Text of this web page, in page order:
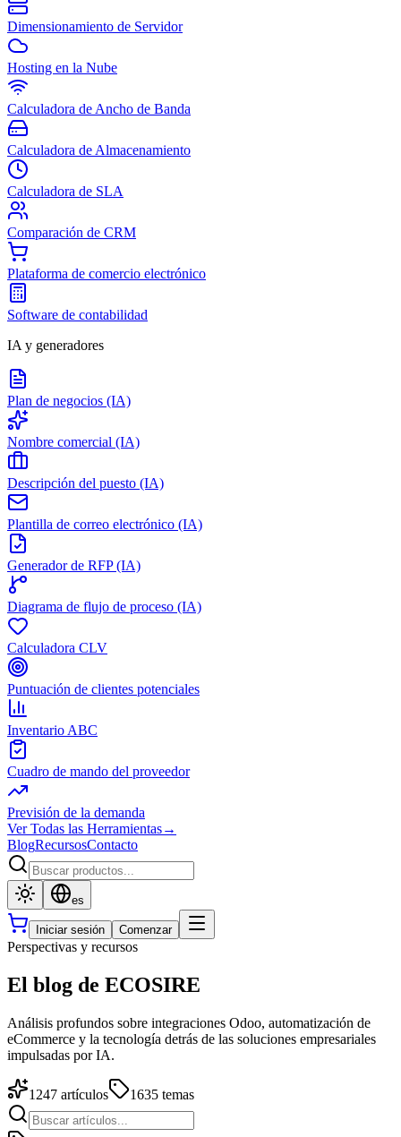
Dimensionamiento de Servidor
Hosting en la Nube
Calculadora de Ancho de Banda
Calculadora de Almacenamiento
Calculadora de SLA
Comparación de CRM
Plataforma de comercio electrónico
Software de contabilidad
IA y generadores
Plan de negocios (IA)
Nombre comercial (IA)
Descripción del puesto (IA)
Plantilla de correo electrónico (IA)
Generador de RFP (IA)
Diagrama de flujo de proceso (IA)
Calculadora CLV
Puntuación de clientes potenciales
Inventario ABC
Cuadro de mando del proveedor
Previsión de la demanda
Ver Todas las Herramientas→
BlogRecursosContacto
es
Iniciar sesión Comenzar
Perspectivas y recursos
El blog de ECOSIRE
Análisis profundos sobre integraciones Odoo, automatización de
eCommerce y la tecnología detrás de las soluciones empresariales
impulsadas por IA.
1247 artículos 1635 temas